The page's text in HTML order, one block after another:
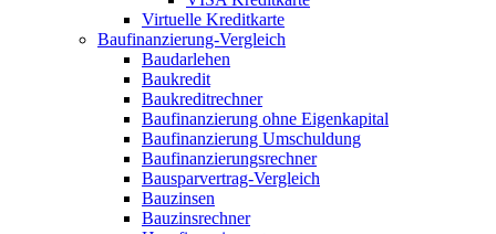
Virtuelle Kreditkarte
Baufinanzierung-Vergleich
Baudarlehen
Baukredit
Baukreditrechner
Baufinanzierung ohne Eigenkapital
Baufinanzierung Umschuldung
Baufinanzierungsrechner
Bausparvertrag-Vergleich
Bauzinsen
Bauzinsrechner